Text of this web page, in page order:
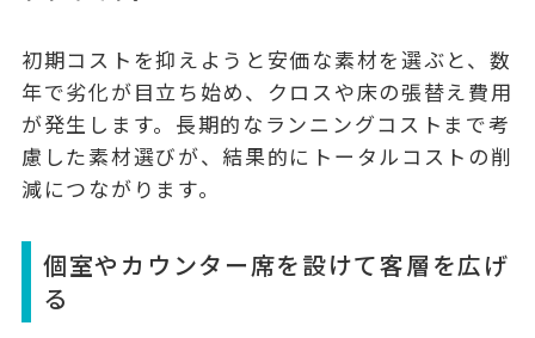
初期コストを抑えようと安価な素材を選ぶと、数
年で劣化が目立ち始め、クロスや床の張替え費用
が発生します。 長期的なランニングコストまで考
慮した素材選びが、結果的にトータルコストの削
減につながります。
個室やカウンター席を設けて客層を広げ
る